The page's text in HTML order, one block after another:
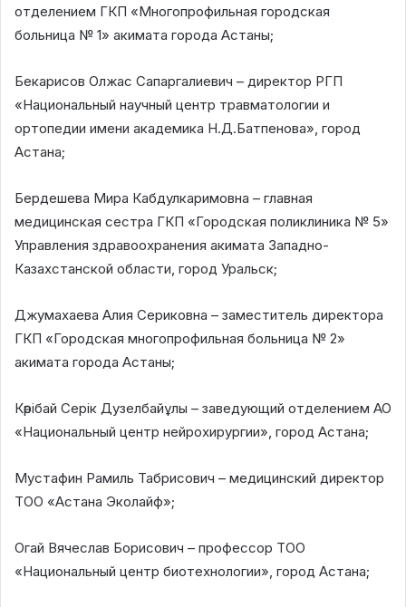
отделением ГКП «Многопрофильная городская
больница № 1» акимата города Астаны;
Бекарисов Олжас Сапаргалиевич – директор РГП
«Национальный научный центр травматологии и
ортопедии имени академика Н.Д.Батпенова», город
Астана;
Бердешева Мира Кабдулкаримовна – главная
медицинская сестра ГКП «Городская поликлиника № 5»
Управления здравоохранения акимата Западно-
Казахстанской области, город Уральск;
Джумахаева Алия Сериковна – заместитель директора
ГКП «Городская многопрофильная больница № 2»
акимата города Астаны;
Кәрібай Серік Дузелбайұлы – заведующий отделением АО
«Национальный центр нейрохирургии», город Астана;
Мустафин Рамиль Табрисович – медицинский директор
ТОО «Астана Эколайф»;
Огай Вячеслав Борисович – профессор ТОО
«Национальный центр биотехнологии», город Астана;